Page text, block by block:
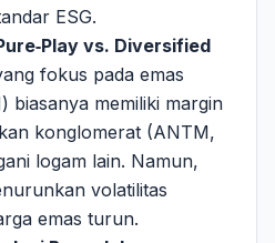
ESG.
vs. Diversified
fokus pada emas
biasanya memiliki margin
konglomerat (ANTM,
logam lain. Namun,
volatilitas
emas turun.